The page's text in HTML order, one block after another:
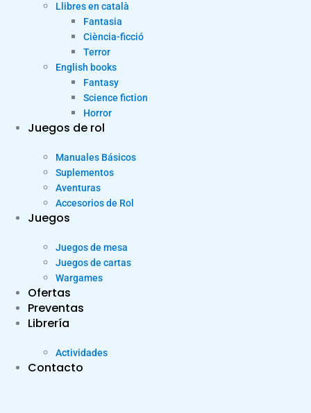
Llibres en català
Fantasia
Ciència-ficció
Terror
English books
Fantasy
Science fiction
Horror
Juegos de rol
Manuales Básicos
Suplementos
Aventuras
Accesorios de Rol
Juegos
Juegos de mesa
Juegos de cartas
Wargames
Ofertas
Preventas
Librería
Actividades
Contacto